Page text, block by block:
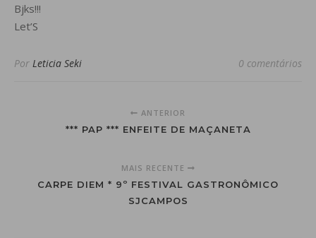
Bjks!!!
Let’S
Por Leticia Seki 0 comentários
ANTERIOR
*** PAP *** ENFEITE DE MAÇANETA
MAIS RECENTE
CARPE DIEM * 9º FESTIVAL GASTRONÔMICO
SJCAMPOS